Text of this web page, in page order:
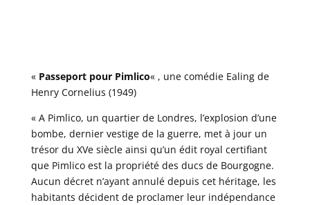
« Passeport pour Pimlico« , une comédie Ealing de
Henry Cornelius (1949)
« A Pimlico, un quartier de Londres, l’explosion d’une
bombe, dernier vestige de la guerre, met à jour un
trésor du XVe siècle ainsi qu’un édit royal certifiant
que Pimlico est la propriété des ducs de Bourgogne.
Aucun décret n’ayant annulé depuis cet héritage, les
habitants décident de proclamer leur indépendance